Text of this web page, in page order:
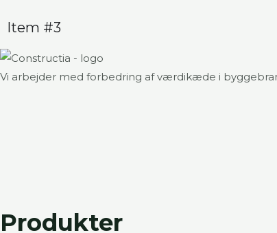
Item #3
Vi arbejder med forbedring af værdikæde i
Produkter